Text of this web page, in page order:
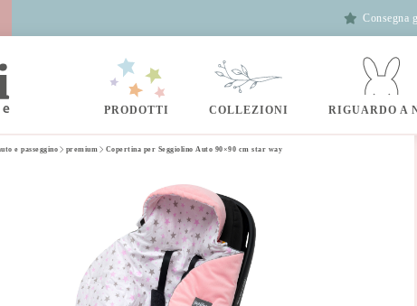
Consegna
PRODOTTI COLLEZIONI RIGUARDO A
e passeggino premium Copertina per Seggiolino Auto 90×90 cm star way